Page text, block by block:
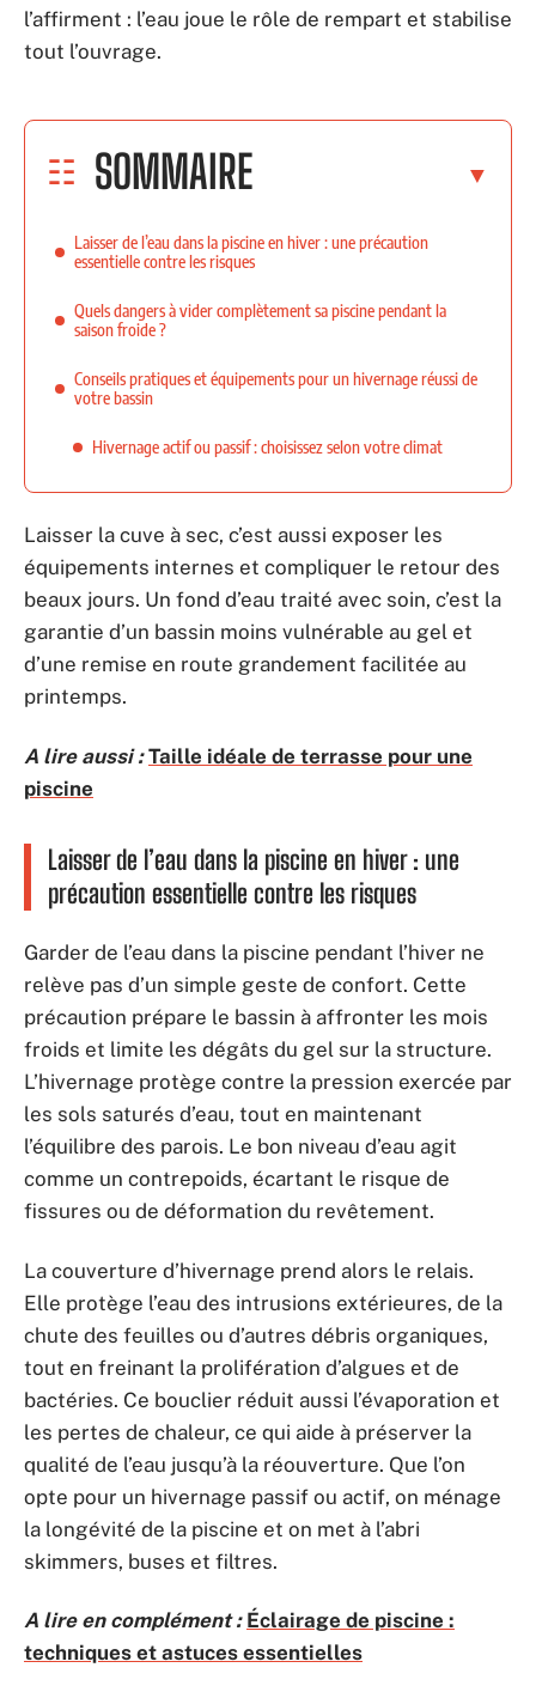
l’affirment : l’eau joue le rôle de rempart et stabilise
tout l’ouvrage.
SOMMAIRE
Laisser de l’eau dans la piscine en hiver : une précaution
essentielle contre les risques
Quels dangers à vider complètement sa piscine pendant la
saison froide ?
Conseils pratiques et équipements pour un hivernage réussi de
votre bassin
Hivernage actif ou passif : choisissez selon votre climat
Laisser la cuve à sec, c’est aussi exposer les
équipements internes et compliquer le retour des
beaux jours. Un fond d’eau traité avec soin, c’est la
garantie d’un bassin moins vulnérable au gel et
d’une remise en route grandement facilitée au
printemps.
A lire aussi : Taille idéale de terrasse pour une
piscine
Laisser de l’eau dans la piscine en hiver : une
précaution essentielle contre les risques
Garder de l’eau dans la piscine pendant l’hiver ne
relève pas d’un simple geste de confort. Cette
précaution prépare le bassin à affronter les mois
froids et limite les dégâts du gel sur la structure.
L’hivernage protège contre la pression exercée par
les sols saturés d’eau, tout en maintenant
l’équilibre des parois. Le bon niveau d’eau agit
comme un contrepoids, écartant le risque de
fissures ou de déformation du revêtement.
La couverture d’hivernage prend alors le relais.
Elle protège l’eau des intrusions extérieures, de la
chute des feuilles ou d’autres débris organiques,
tout en freinant la prolifération d’algues et de
bactéries. Ce bouclier réduit aussi l’évaporation et
les pertes de chaleur, ce qui aide à préserver la
qualité de l’eau jusqu’à la réouverture. Que l’on
opte pour un hivernage passif ou actif, on ménage
la longévité de la piscine et on met à l’abri
skimmers, buses et filtres.
A lire en complément : Éclairage de piscine :
techniques et astuces essentielles